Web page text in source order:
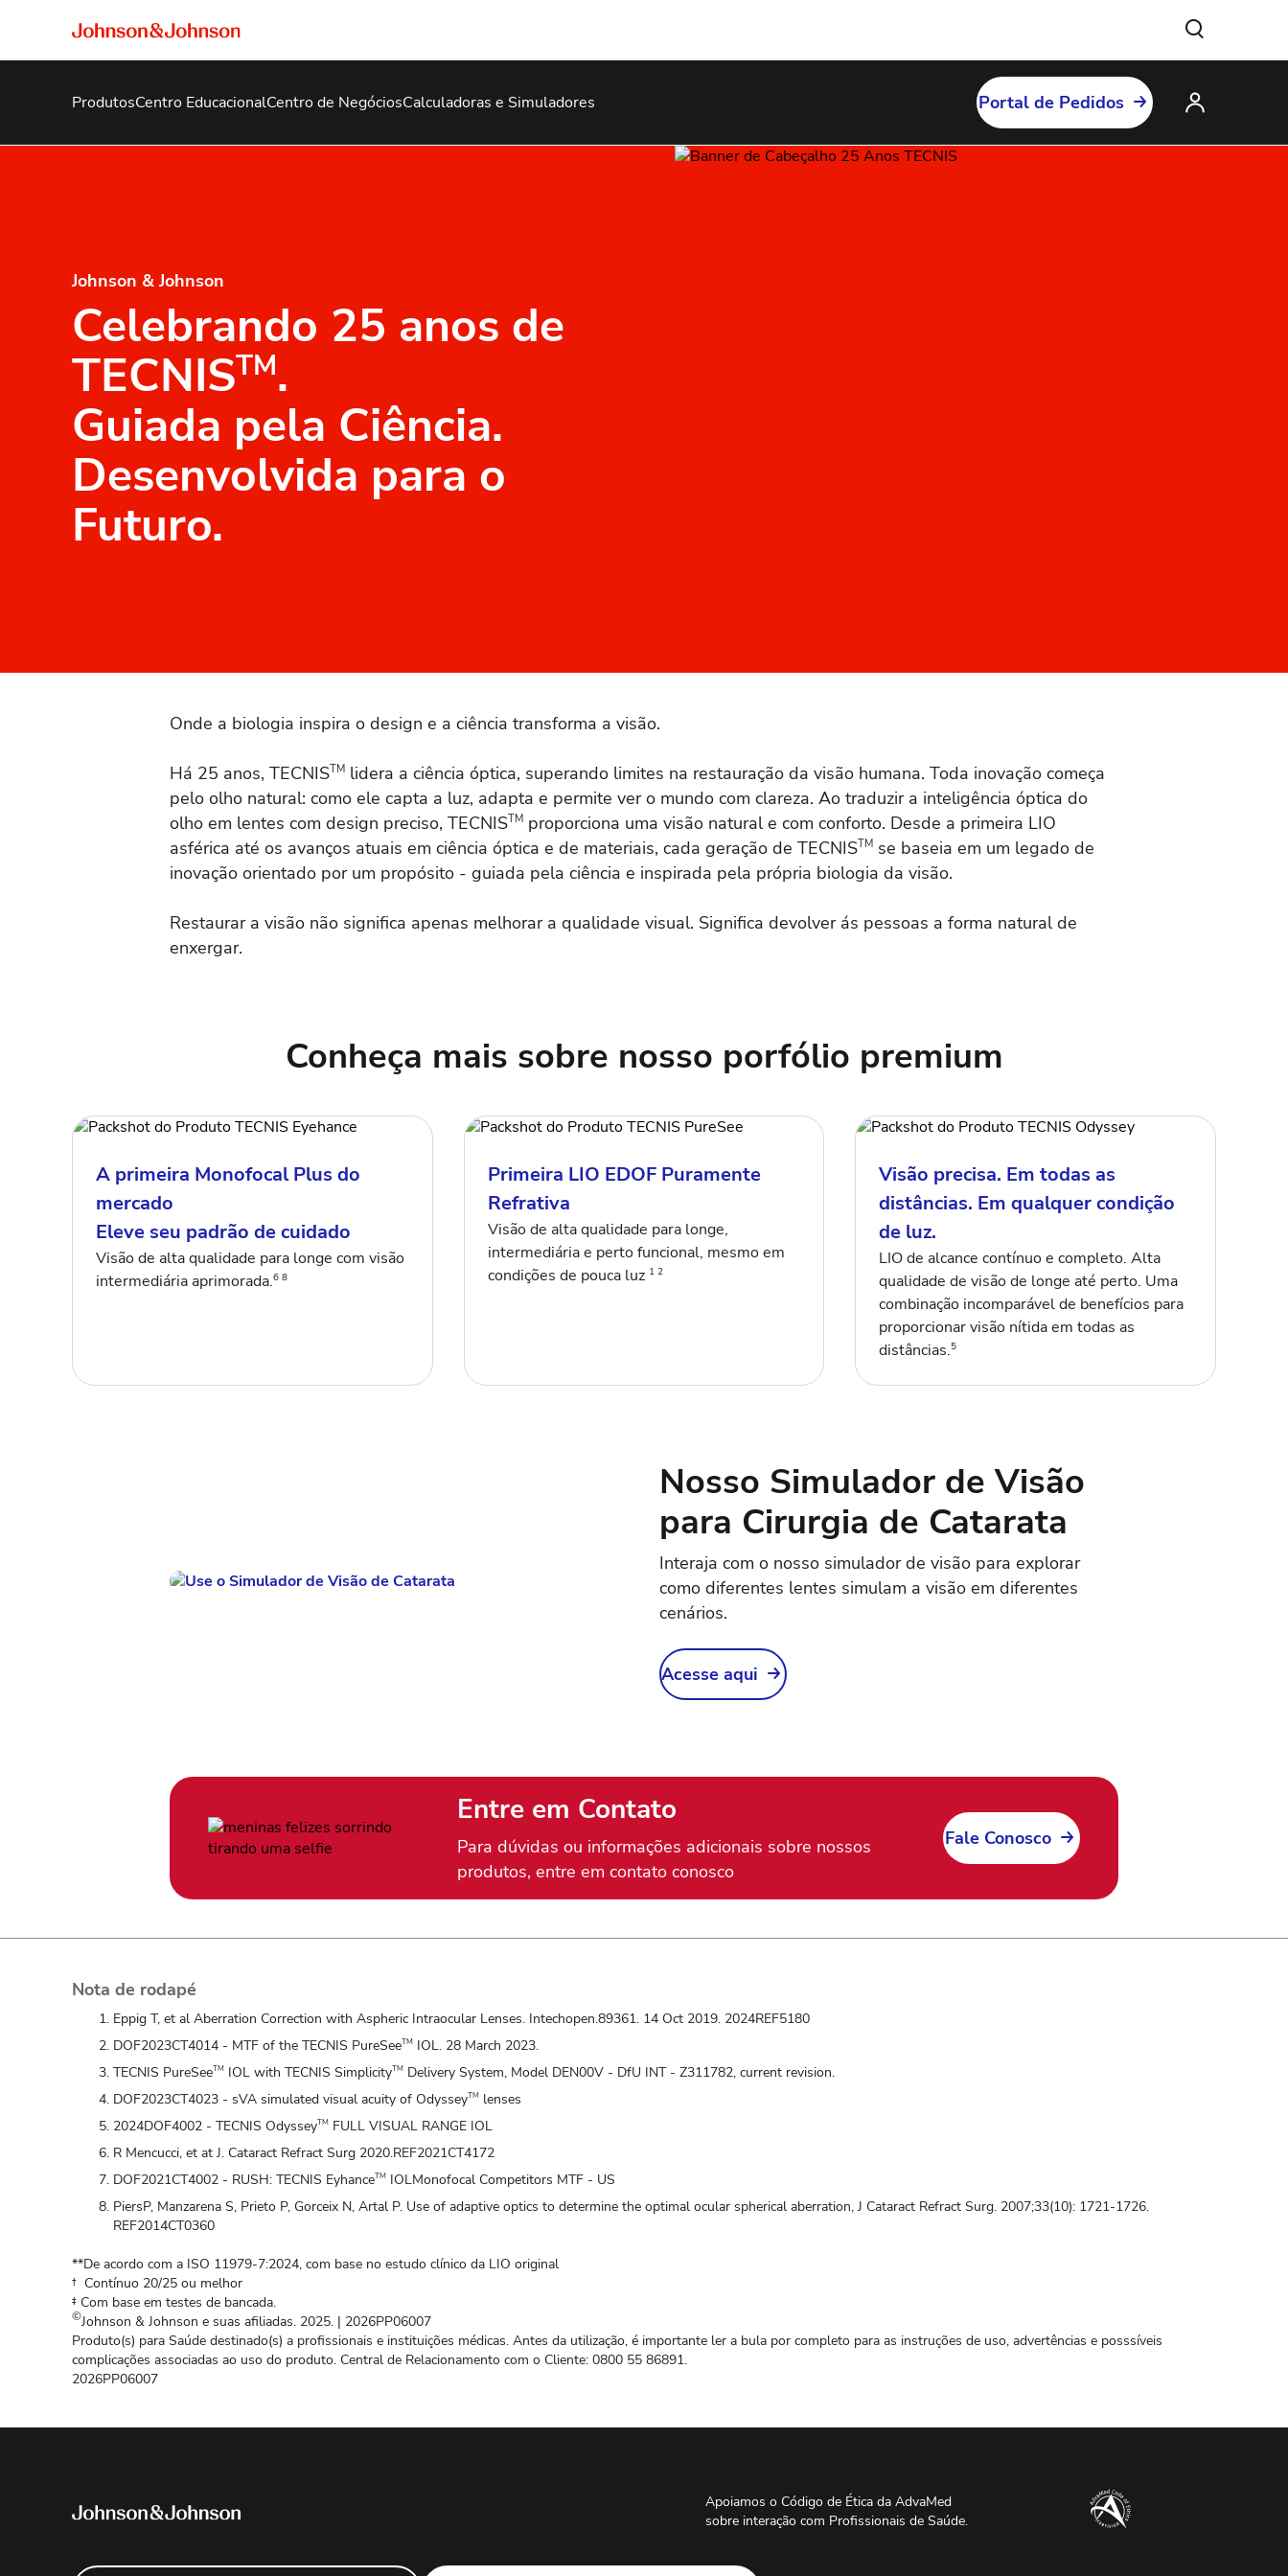
ProdutosCentro EducacionalCentro de NegóciosCalculadoras e Simuladores Portal de Pedidos
Johnson & Johnson
Celebrando 25 anos de
TECNISTM.
Guiada pela Ciência.
Desenvolvida para o
Futuro.
Onde a biologia inspira o design e a ciência transforma a visão.
Há 25 anos, TECNISTM lidera a ciência óptica, superando limites na restauração da visão humana. Toda inovação começa
pelo olho natural: como ele capta a luz, adapta e permite ver o mundo com clareza. Ao traduzir a inteligência óptica do
olho em lentes com design preciso, TECNISTM proporciona uma visão natural e com conforto. Desde a primeira LIO
asférica até os avanços atuais em ciência óptica e de materiais, cada geração de TECNISTM se baseia em um legado de
inovação orientado por um propósito - guiada pela ciência e inspirada pela própria biologia da visão.
Restaurar a visão não significa apenas melhorar a qualidade visual. Significa devolver ás pessoas a forma natural de
enxergar.
Conheça mais sobre nosso porfólio premium
A primeira Monofocal Plus do
mercado
Eleve seu padrão de cuidado
Visão de alta qualidade para longe com visão
intermediária aprimorada.6 8
Primeira LIO EDOF Puramente
Refrativa
Visão de alta qualidade para longe,
intermediária e perto funcional, mesmo em
condições de pouca luz 1 2
Visão precisa. Em todas as
distâncias. Em qualquer condição
de luz.
LIO de alcance contínuo e completo. Alta
qualidade de visão de longe até perto. Uma
combinação incomparável de benefícios para
proporcionar visão nítida em todas as
distâncias.5
Nosso Simulador de Visão
para Cirurgia de Catarata
Interaja com o nosso simulador de visão para explorar
como diferentes lentes simulam a visão em diferentes
cenários.
Acesse aqui
Entre em Contato
Para dúvidas ou informações adicionais sobre nossos
produtos, entre em contato conosco
Fale Conosco
Nota de rodapé
Eppig T, et al Aberration Correction with Aspheric Intraocular Lenses. Intechopen.89361. 14 Oct 2019. 2024REF5180
DOF2023CT4014 - MTF of the TECNIS PureSeeTM IOL. 28 March 2023.
TECNIS PureSeeTM IOL with TECNIS SimplicityTM Delivery System, Model DEN00V - DfU INT - Z311782, current revision.
DOF2023CT4023 - sVA simulated visual acuity of OdysseyTM lenses
2024DOF4002 - TECNIS OdysseyTM FULL VISUAL RANGE IOL
R Mencucci, et at J. Cataract Refract Surg 2020.REF2021CT4172
DOF2021CT4002 - RUSH: TECNIS EyhanceTM IOLMonofocal Competitors MTF - US
PiersP, Manzarena S, Prieto P, Gorceix N, Artal P. Use of adaptive optics to determine the optimal ocular spherical aberration, J Cataract Refract Surg. 2007;33(10): 1721-1726.
REF2014CT0360
**De acordo com a ISO 11979-7:2024, com base no estudo clínico da LIO original
† Contínuo 20/25 ou melhor
‡ Com base em testes de bancada.
©Johnson & Johnson e suas afiliadas. 2025. | 2026PP06007
Produto(s) para Saúde destinado(s) a profissionais e instituições médicas. Antes da utilização, é importante ler a bula por completo para as instruções de uso, advertências e posssíveis
complicações associadas ao uso do produto. Central de Relacionamento com o Cliente: 0800 55 86891.
2026PP06007
Apoiamos o Código de Ética da AdvaMed
sobre interação com Profissionais de Saúde.